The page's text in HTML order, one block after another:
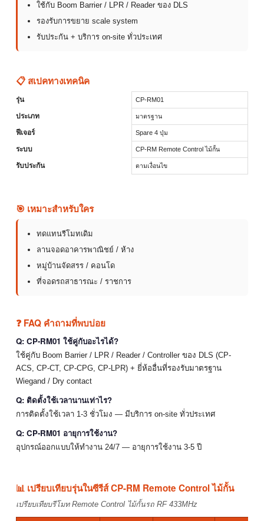
ใช้กับ Boom Barrier / LPR / Reader ของ DLS
รองรับการขยาย scale system
รับประกัน + บริการ on-site ทั่วประเทศ
📋 สเปคทางเทคนิค
รุ่น CP-RM01
ประเภท มาตรฐาน
ฟีเจอร์ Spare 4 ปุ่ม
ระบบ CP-RM Remote Control ไม้กั้น
รับประกัน ตามเงื่อนไข
🎯 เหมาะสำหรับใคร
ทดแทนรีโมทเดิม
ลานจอดอาคารพาณิชย์ / ห้าง
หมู่บ้านจัดสรร / คอนโด
ที่จอดรถสาธารณะ / ราชการ
❓ FAQ คำถามที่พบบ่อย
Q: CP-RM01 ใช้คู่กับอะไรได้?
ใช้คู่กับ Boom Barrier / LPR / Reader / Controller ของ DLS (CP-
ACS, CP-CT, CP-CPG, CP-LPR) + ยี่ห้ออื่นที่รองรับมาตรฐาน
Wiegand / Dry contact
Q: ติดตั้งใช้เวลานานเท่าไร?
การติดตั้งใช้เวลา 1-3 ชั่วโมง — มีบริการ on-site ทั่วประเทศ
Q: CP-RM01 อายุการใช้งาน?
อุปกรณ์ออกแบบให้ทำงาน 24/7 — อายุการใช้งาน 3-5 ปี
📊 เปรียบเทียบรุ่นในซีรีส์ CP-RM Remote Control ไม้กั้น
เปรียบเทียบรีโมท Remote Control ไม้กั้นรถ RF 433MHz